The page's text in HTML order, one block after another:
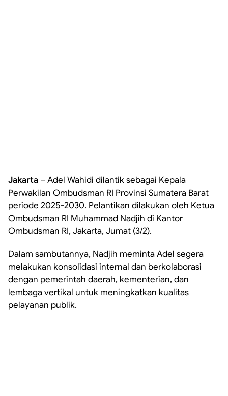
Jakarta – Adel Wahidi dilantik sebagai Kepala
Perwakilan Ombudsman RI Provinsi Sumatera Barat
periode 2025-2030. Pelantikan dilakukan oleh Ketua
Ombudsman RI Muhammad Nadjih di Kantor
Ombudsman RI, Jakarta, Jumat (3/2).
Dalam sambutannya, Nadjih meminta Adel segera
melakukan konsolidasi internal dan berkolaborasi
dengan pemerintah daerah, kementerian, dan
lembaga vertikal untuk meningkatkan kualitas
pelayanan publik.